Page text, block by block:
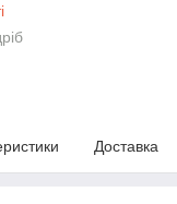
Доставка